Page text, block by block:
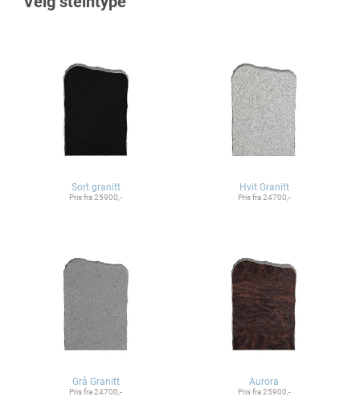
Sort granitt
Pris fra 25900,-
Hvit Granitt
Pris fra 24700,-
Grå Granitt
Pris fra 24700,-
Aurora
Pris fra 25900,-